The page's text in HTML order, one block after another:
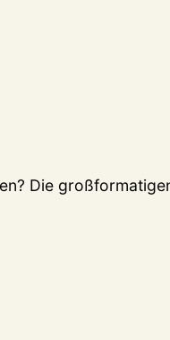
Die